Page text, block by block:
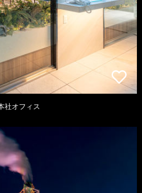
オフィス